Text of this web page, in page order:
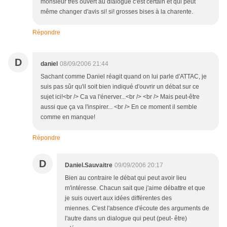
monsieur très ouvert au dialogue c'est certain et qui peut
même changer d'avis si! si! grosses bises à la charente.
Répondre
D daniel 08/09/2006 21:44
Sachant comme Daniel réagit quand on lui parle d'ATTAC, je
suis pas sûr qu'il soit bien indiqué d'ouvrir un débat sur ce
sujet ici!<br /> Ca va l'énerver...<br /> <br /> Mais peut-être
aussi que ça va l'inspirer... <br /> En ce moment il semble
comme en manque!
Répondre
D Daniel.Sauvaitre 09/09/2006 20:17
Bien au contraire le débat qui peut avoir lieu
m'intéresse. Chacun sait que j'aime débattre et que
je suis ouvert aux idées différentes des
miennes. C'est l'absence d'écoute des arguments de
l'autre dans un dialogue qui peut (peut- être)